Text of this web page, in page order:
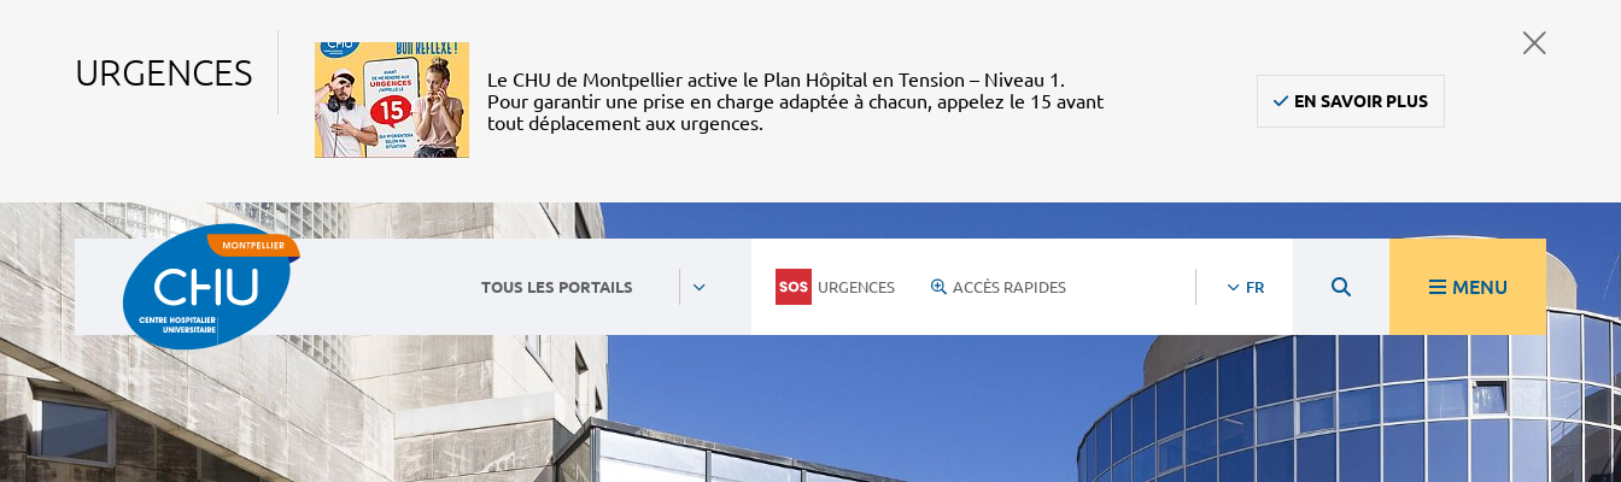
URGENCES
Le CHU de Montpellier active le Plan Hôpital en Tension – Niveau 1.
Pour garantir une prise en charge adaptée à chacun, appelez le 15 avant
tout déplacement aux urgences.
EN SAVOIR PLUS
TOUS LES PORTAILS URGENCES ACCÈS RAPIDES FR MENU